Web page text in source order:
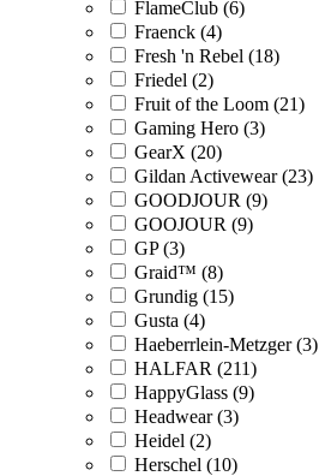
FlameClub (6)
Fraenck (4)
Fresh 'n Rebel (18)
Friedel (2)
Fruit of the Loom (21)
Gaming Hero (3)
GearX (20)
Gildan Activewear (23)
GOODJOUR (9)
GOOJOUR (9)
GP (3)
Graid™ (8)
Grundig (15)
Gusta (4)
Haeberrlein-Metzger (3)
HALFAR (211)
HappyGlass (9)
Headwear (3)
Heidel (2)
Herschel (10)